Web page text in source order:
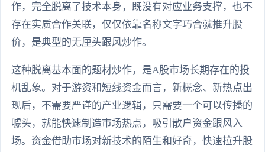
作，完全脱离了技术本身，既没有对应业务支撑，也不
存在实质合作关联，仅仅依靠名称文字巧合就推升股
价，是典型的无厘头跟风炒作。
这种脱离基本面的题材炒作，是A股市场长期存在的投
机乱象。对于游资和短线资金而言，新概念、新热点出
现后，不需要严谨的产业逻辑，只需要一个可以传播的
噱头，就能快速制造市场热点，吸引散户资金跟风入
场。资金借助市场对新技术的陌生和好奇，快速拉升股